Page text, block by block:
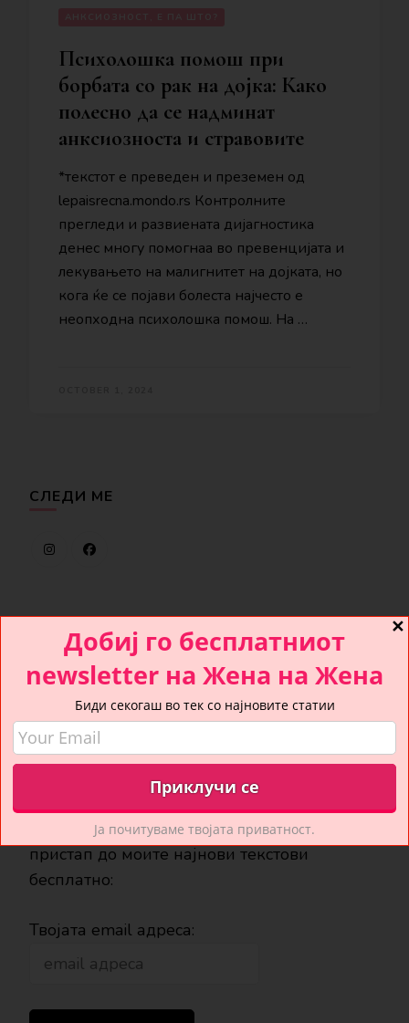
Психолошка помош при
борбата со рак на дојка: Како
полесно да се надминат
анксиозноста и стравовите
*текстот е преведен и преземен од
lepaisrecna.mondo.rs Контролните
прегледи и развиената дијагностика
денес многу помогнаа во превенцијата и
лекувањето на малигнитет на дојката, но
кога ќе се појави болеста најчесто е
неопходна психолошка помош. На …
СЛЕДИ МЕ
ПРЕБАРУВАЈ
Looking
for
Something?
БИДИ СЕКОГАШ ВО ТЕК
Приклучи се на мојот newsletter и добиј
пристап до моите најнови текстови
бесплатно:
Твојата email адреса:
✕
Добиј го бесплатниот
newsletter на Жена на Жена
Биди секогаш во тек со најновите статии
Ја почитуваме твојата приватност.